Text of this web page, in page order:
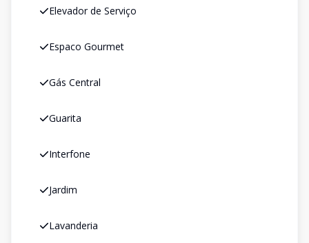
Elevador de Serviço
Espaco Gourmet
Gás Central
Guarita
Interfone
Jardim
Lavanderia